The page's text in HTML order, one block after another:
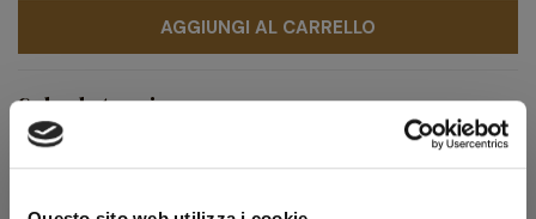
AGGIUNGI AL CARRELLO
Scheda tecnica
Modello